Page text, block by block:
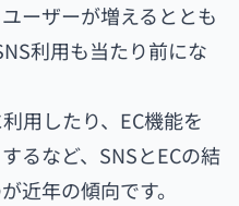
ーザーが増えるととも
利用も当たり前にな
用したり、EC機能を
るなど、SNSとECの結
近年の傾向です。